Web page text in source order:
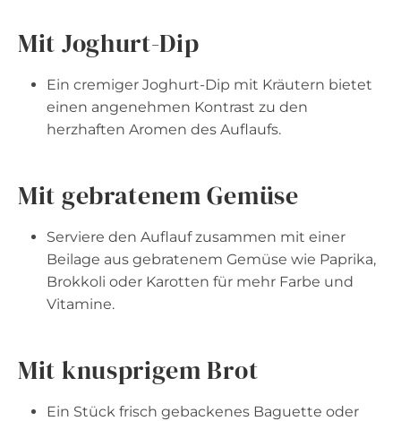
Mit Joghurt-Dip
Ein cremiger Joghurt-Dip mit Kräutern bietet
einen angenehmen Kontrast zu den
herzhaften Aromen des Auflaufs.
Mit gebratenem Gemüse
Serviere den Auflauf zusammen mit einer
Beilage aus gebratenem Gemüse wie Paprika,
Brokkoli oder Karotten für mehr Farbe und
Vitamine.
Mit knusprigem Brot
Ein Stück frisch gebackenes Baguette oder